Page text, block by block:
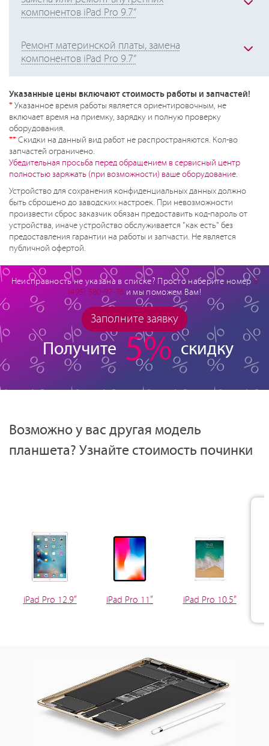
компонентов iPad Pro 9.7”
Ремонт материнской платы, замена
компонентов iPad Pro 9.7”
Указанные цены включают стоимость работы и запчастей!
*Указанное время работы является ориентировочным, не
включает время на приемку, зарядку и полную проверку
оборудования.
**Скидки на данный вид работ не распространяются. Кол-во
запчастей ограничено.
Убедительная просьба перед обращением в сервисный центр
полностью заряжать (при возможности) ваше оборудование.
Устройство для сохранения конфиденциальных данных должно
быть сброшено до заводских настроек. При невозможности
произвести сброс заказчик обязан предоставить код-пароль от
устройства, иначе устройство обслуживается "как есть" без
предоставления гарантии на работы и запчасти. Не является
публичной офертой.
Неисправность не указана в списке? Просто наберите номер 8
(495) 580-97-76 и мы поможем Вам!
Заполните заявку
Получите 5% скидку
Возможно у вас другая модель
планшета? Узнайте стоимость починки
iPad Pro 12.9” iPad Pro 11” iPad Pro 10.5”